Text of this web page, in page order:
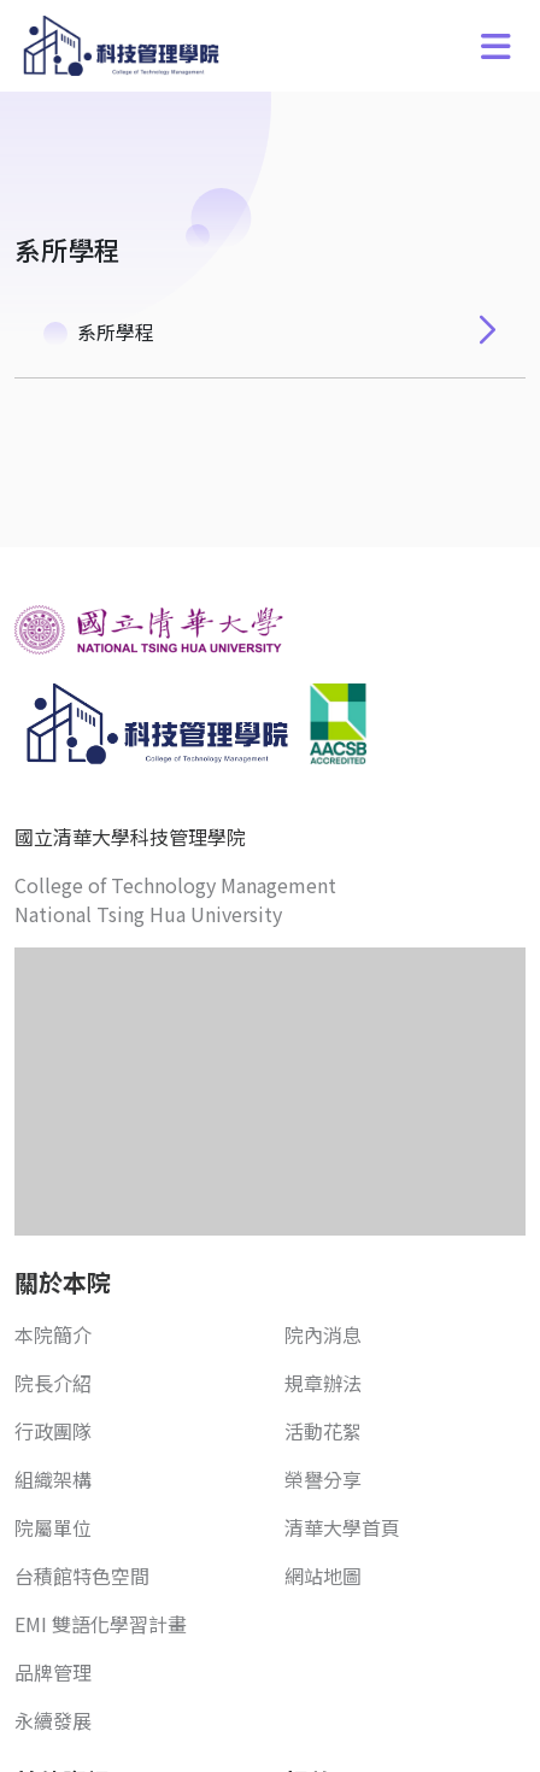
系所學程
系所學程
國立清華大學科技管理學院
College of Technology Management
National Tsing Hua University
關於本院
本院簡介
院長介紹
行政團隊
組織架構
院屬單位
台積館特色空間
EMI 雙語化學習計畫
品牌管理
永續發展
院內消息
規章辦法
活動花絮
榮譽分享
清華大學首頁
網站地圖